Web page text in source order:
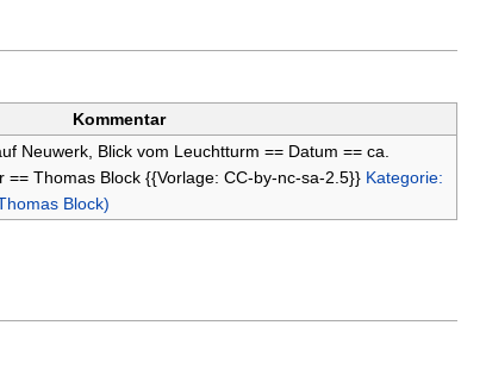
Kommentar
Neuwerk, Blick vom Leuchtturm == Datum == ca.
== Thomas Block {{Vorlage: CC-by-nc-sa-2.5}} Kategorie:
Block)